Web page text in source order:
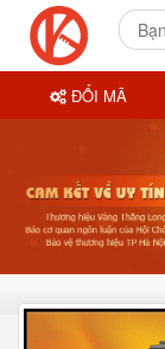
ĐỔI MÃ